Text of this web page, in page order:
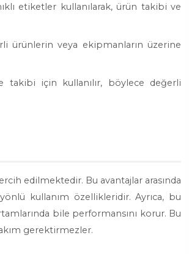
etiketler kullanılarak, ürün takibi ve
ürünlerin veya ekipmanların üzerine
için kullanılır, böylece değerli
edilmektedir. Bu avantajlar arasında
kullanım özellikleridir. Ayrıca, bu
bile performansını korur. Bu
gerektirmezler.